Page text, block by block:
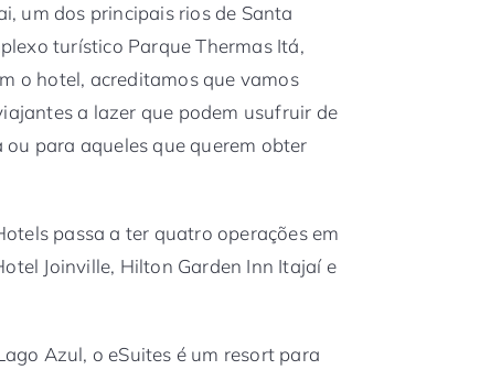
um dos principais rios de Santa
turístico Parque Thermas Itá,
o hotel, acreditamos que vamos
a lazer que podem usufruir de
para aqueles que querem obter
passa a ter quatro operações em
Joinville, Hilton Garden Inn Itajaí e
Azul, o eSuites é um resort para